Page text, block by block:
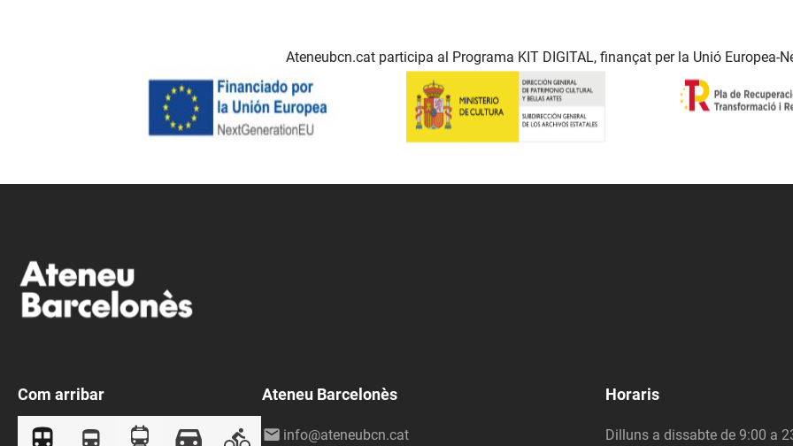
Ateneubcn.cat participa al Programa KIT DIGITAL, finançat per la Unió Europea-
Com arribar Ateneu Barcelonès
info@ateneubcn.cat
Horaris
Dilluns a dissabte de 9:00 a